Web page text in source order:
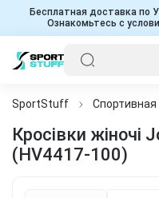
Бесплатная доставка по
Ознакомьтесь с
SportStuff
Кросівки жіночі
(HV4417-100)